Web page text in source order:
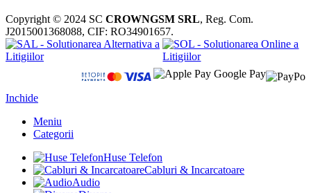
Copyright © 2024 SC CROWNGSM SRL, Reg. Com.
J2015001368088, CIF: RO34901657.
Inchide
Meniu
Categorii
Huse Telefon
Cabluri & Incarcatoare
Audio